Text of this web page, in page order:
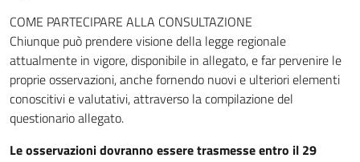
COME PARTECIPARE ALLA CONSULTAZIONE
Chiunque può prendere visione della legge regionale
attualmente in vigore, disponibile in allegato, e far pervenire le
proprie osservazioni, anche fornendo nuovi e ulteriori elementi
conoscitivi e valutativi, attraverso la compilazione del
questionario allegato.
Le osservazioni dovranno essere trasmesse entro il 29